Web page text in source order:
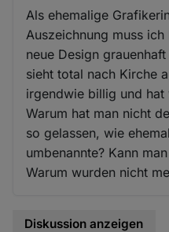
Als ehemalige
Auszeichnung muss
neue Design
sieht total nach Kirche
irgendwie billig und
Warum hat man nicht
so gelassen, wie
umbenannte? Kann
Warum wurden nicht
Diskussion anzeigen